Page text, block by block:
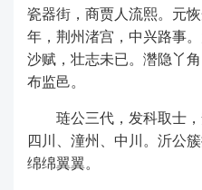
瓷器街，商贾人流熙。元
年，荆州渚宫，中兴路事
沙赋，壮志未已。濳隐丫
布监邑。
琏公三代，发科取士
四川、潼州、中川。沂公
绵绵翼翼。